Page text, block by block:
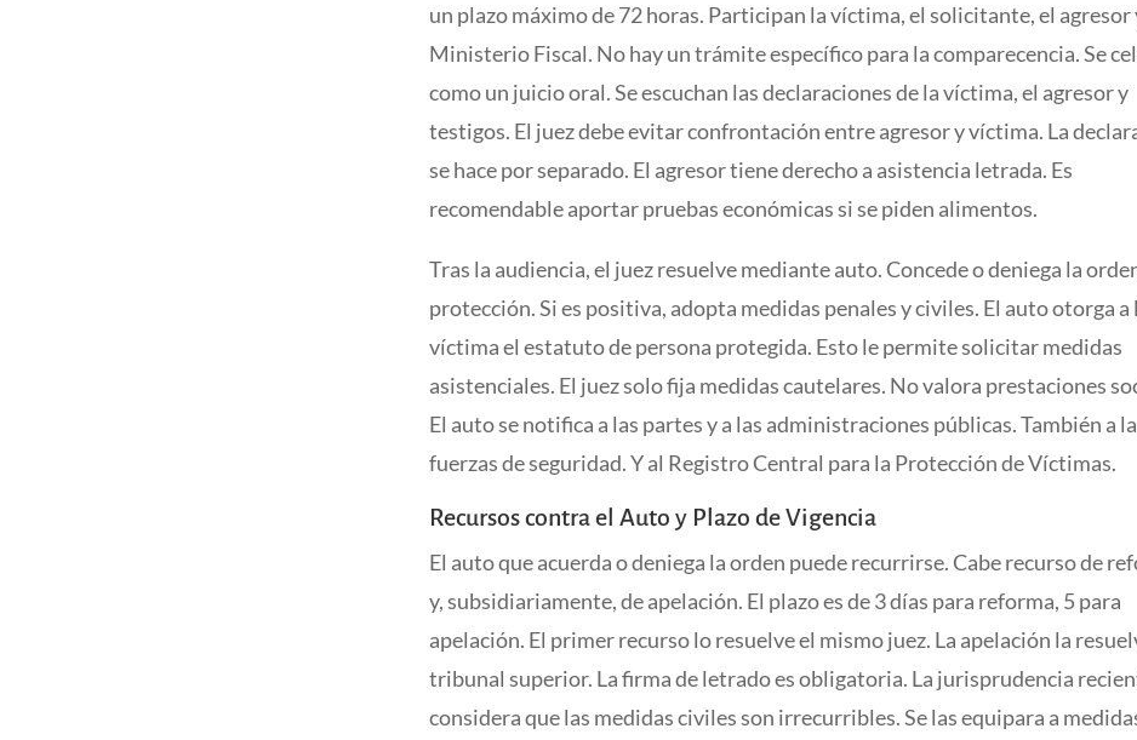
un plazo máximo de 72 horas. Participan la víctima, el solicitante, el agresor
Ministerio Fiscal. No hay un trámite específico para la comparecencia. Se
como un juicio oral. Se escuchan las declaraciones de la víctima, el agresor y
testigos. El juez debe evitar confrontación entre agresor y víctima. La
se hace por separado. El agresor tiene derecho a asistencia letrada. Es
recomendable aportar pruebas económicas si se piden alimentos.
Tras la audiencia, el juez resuelve mediante auto. Concede o deniega la
protección. Si es positiva, adopta medidas penales y civiles. El auto otorga a
víctima el estatuto de persona protegida. Esto le permite solicitar medidas
asistenciales. El juez solo fija medidas cautelares. No valora prestaciones
El auto se notifica a las partes y a las administraciones públicas. También a
fuerzas de seguridad. Y al Registro Central para la Protección de Víctimas.
Recursos contra el Auto y Plazo de Vigencia
El auto que acuerda o deniega la orden puede recurrirse. Cabe recurso de
y, subsidiariamente, de apelación. El plazo es de 3 días para reforma, 5 para
apelación. El primer recurso lo resuelve el mismo juez. La apelación la
tribunal superior. La firma de letrado es obligatoria. La jurisprudencia
considera que las medidas civiles son irrecurribles. Se las equipara a